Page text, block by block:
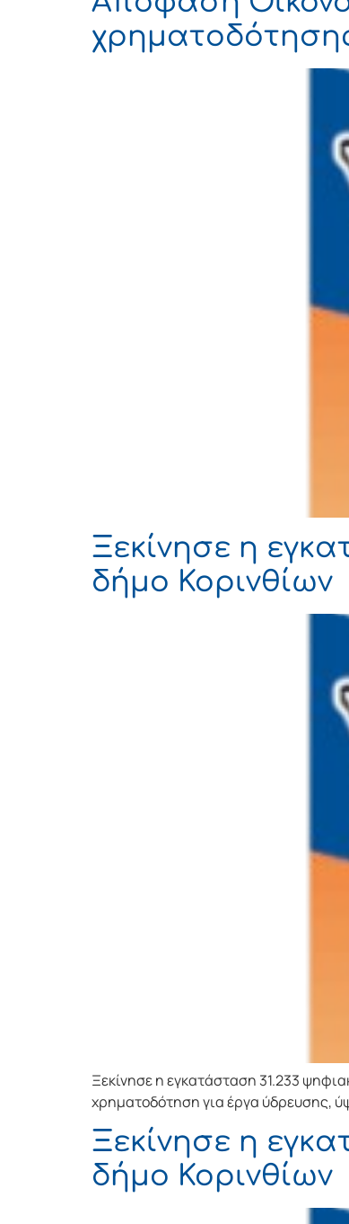
Ξεκίνησε η
δήμο Κορινθίων
Ξεκίνησε η εγκατάσταση 31.233
χρηματοδότηση για έργα ύδρευσης,
Ξεκίνησε η
δήμο Κορινθίων